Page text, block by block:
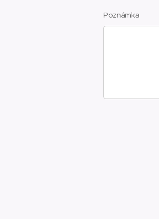
Poznámka